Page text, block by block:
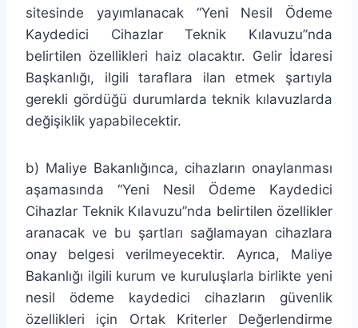
sitesinde yayımlanacak “Yeni Nesil Ödeme
Kaydedici Cihazlar Teknik Kılavuzu”nda
belirtilen özellikleri haiz olacaktır. Gelir İdaresi
Başkanlığı, ilgili taraflara ilan etmek şartıyla
gerekli gördüğü durumlarda teknik kılavuzlarda
değişiklik yapabilecektir.
b) Maliye Bakanlığınca, cihazların onaylanması
aşamasında “Yeni Nesil Ödeme Kaydedici
Cihazlar Teknik Kılavuzu”nda belirtilen özellikler
aranacak ve bu şartları sağlamayan cihazlara
onay belgesi verilmeyecektir. Ayrıca, Maliye
Bakanlığı ilgili kurum ve kuruluşlarla birlikte yeni
nesil ödeme kaydedici cihazların güvenlik
özellikleri için Ortak Kriterler Değerlendirme